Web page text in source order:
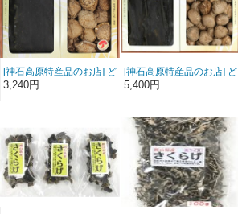
[神石高原特産品のお店] ど
んこ椎茸・利尻昆布詰合
せ しいたけ こんぶ
3,240円
[神石高原特産品のお店] ど
んこ椎茸・利尻昆布詰合
せ しいたけ こんぶ
5,400円